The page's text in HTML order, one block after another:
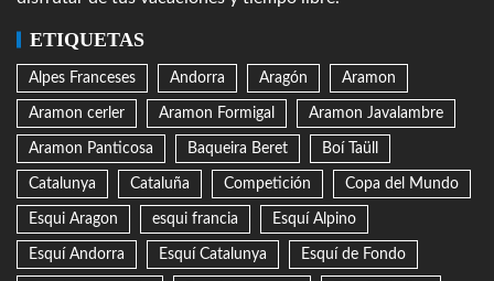
ETIQUETAS
Alpes Franceses Andorra Aragón Aramon
Aramon cerler Aramon Formigal Aramon Javalambre
Aramon Panticosa Baqueira Beret Boí Taüll
Catalunya Cataluña Competición Copa del Mundo
Esqui Aragon esqui francia Esquí Alpino
Esquí Andorra Esquí Catalunya Esquí de Fondo